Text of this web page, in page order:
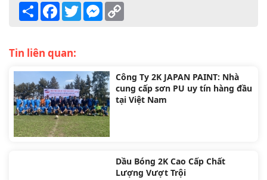
Share Facebook
TwitterMessenger
Tin liên quan:
Công Ty 2K JAPAN PAINT: Nhà
cung cấp sơn PU uy tín hàng đầu
tại Việt Nam
Dầu Bóng 2K Cao Cấp Chất
Lượng Vượt Trội